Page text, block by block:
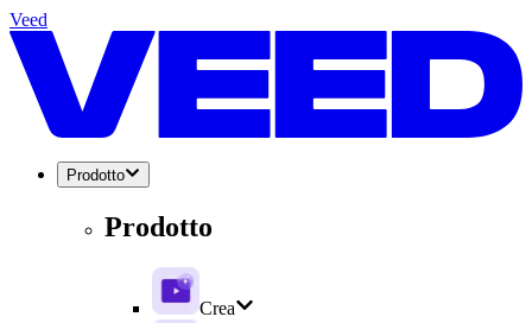
Veed
Prodotto
Prodotto
Crea